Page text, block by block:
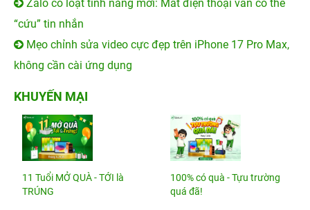
Zalo có loạt tính năng mới: Mất điện thoại vẫn có thể
“cứu” tin nhắn
Mẹo chỉnh sửa video cực đẹp trên iPhone 17 Pro Max,
không cần cài ứng dụng
KHUYẾN MẠI
11 Tuổi MỞ QUÀ - TỚI là
TRÚNG
100% có quà - Tựu trường
quá đã!